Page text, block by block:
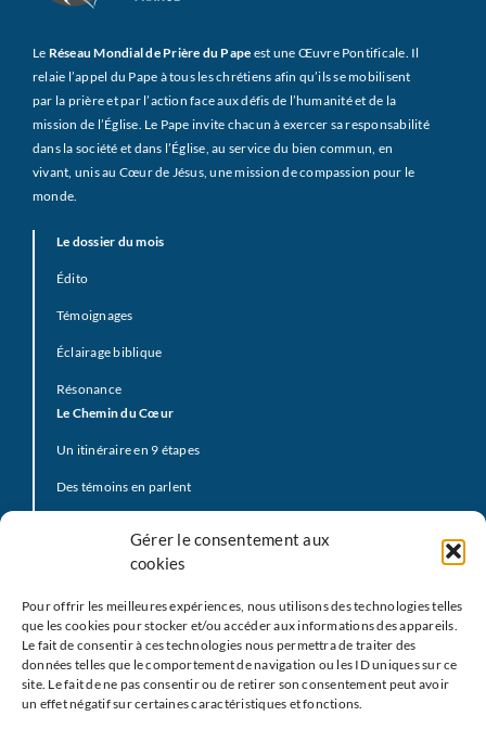
Gérer le consentement aux
cookies
Pour offrir les meilleures expériences, nous utilisons des technologies telles
que les cookies pour stocker et/ou accéder aux informations des appareils.
Le fait de consentir à ces technologies nous permettra de traiter des
données telles que le comportement de navigation ou les ID uniques sur ce
site. Le fait de ne pas consentir ou de retirer son consentement peut avoir
un effet négatif sur certaines caractéristiques et fonctions.
Le Réseau Mondial de Prière du Pape est une Œuvre Pontificale. Il
relaie l’appel du Pape à tous les chrétiens afin qu’ils se mobilisent
par la prière et par l’action face aux défis de l’humanité et de la
mission de l’Église. Le Pape invite chacun à exercer sa responsabilité
dans la société et dans l’Église, au service du bien commun, en
vivant, unis au Cœur de Jésus, une mission de compassion pour le
monde.
Le dossier du mois
Édito
Témoignages
Éclairage biblique
Résonance
Le Chemin du Cœur
Un itinéraire en 9 étapes
Des témoins en parlent
La Vidéo du Pape
Prier avec la Parole de Dieu
Prière Universelle